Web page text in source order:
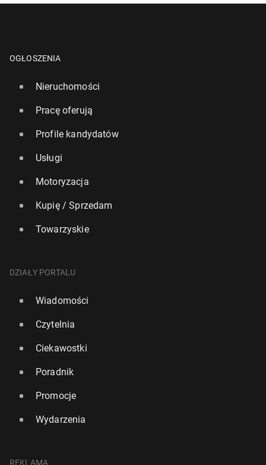
OGŁOSZENIA
Nieruchomości
Pracę oferują
Profile kandydatów
Usługi
Motoryzacja
Kupię / Sprzedam
Towarzyskie
DZIAŁY PORTALU
Wiadomości
Czytelnia
Ciekawostki
Poradnik
Promocje
Wydarzenia
REKLAMA